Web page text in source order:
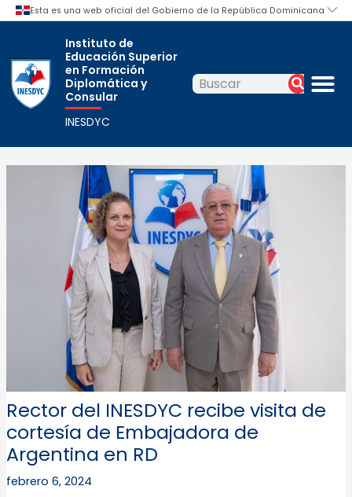
Instituto de
Educación Superior
en Formación
Diplomática y
Consular
INESDYC
Buscar Buscar
Rector del INESDYC recibe visita de
cortesía de Embajadora de
Argentina en RD
febrero 6, 2024
Navegación